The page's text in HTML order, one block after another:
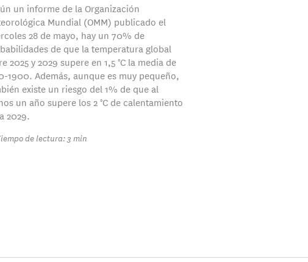
un informe de la Organización
Mundial (OMM) publicado el
28 de mayo, hay un 70% de
de que la temperatura global
2025 y 2029 supere en 1,5 °C la media de
1900. Además, aunque es muy pequeño,
existe un riesgo del 1% de que al
un año supere los 2 °C de calentamiento
2029.
de lectura: 3 min